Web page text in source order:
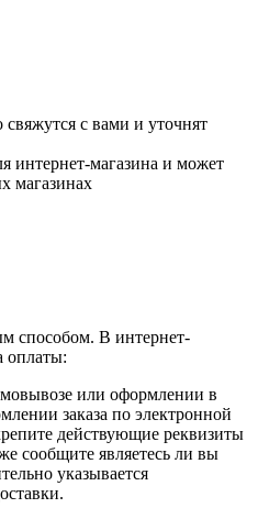
с вами и уточнят
интернет-магазина и может
магазинах
способом. В интернет-
оплаты:
или оформлении в
заказа по электронной
действующие реквизиты
сообщите являетесь ли вы
указывается